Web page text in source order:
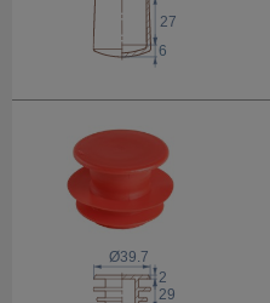
27
6
2
29
Ø39.7